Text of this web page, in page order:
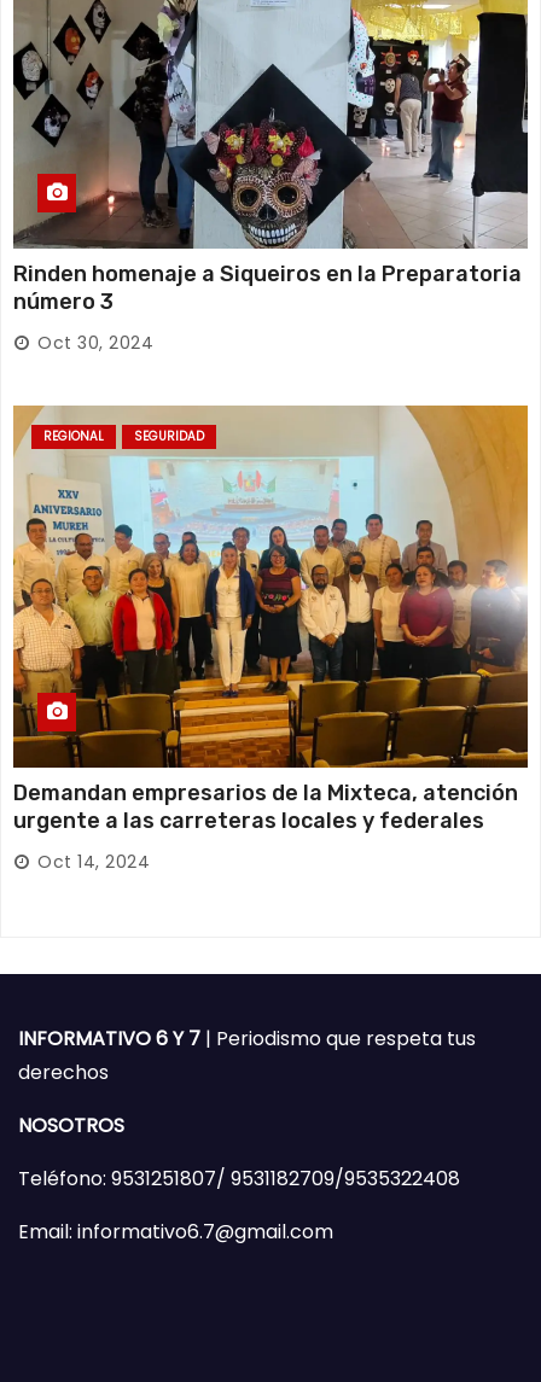
Rinden homenaje a Siqueiros en la Preparatoria
número 3
Oct 30, 2024
REGIONAL SEGURIDAD
Demandan empresarios de la Mixteca, atención
urgente a las carreteras locales y federales
Oct 14, 2024
INFORMATIVO 6 Y 7 | Periodismo que respeta tus
derechos
NOSOTROS
Teléfono: 9531251807/ 9531182709/9535322408
Email: informativo6.7@gmail.com